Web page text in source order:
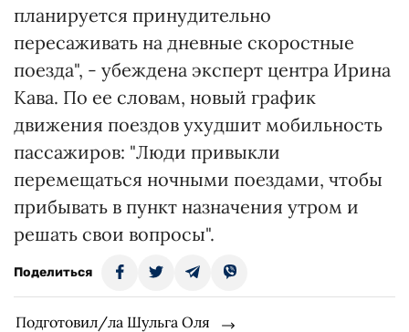
планируется принудительно
пересаживать на дневные скоростные
поезда", - убеждена эксперт центра Ирина
Кава. По ее словам, новый график
движения поездов ухудшит мобильность
пассажиров: "Люди привыкли
перемещаться ночными поездами, чтобы
прибывать в пункт назначения утром и
решать свои вопросы".
Поделиться
Подготовил/ла Шульга Оля